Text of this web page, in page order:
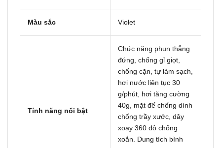
Màu sắc Violet
Tính năng nổi bật
Chức năng phun thẳng
đứng, chống gỉ giọt,
chống cặn, tự làm sạch,
hơi nước liên tục 30
g/phút, hơi tăng cường
40g, mặt đế chống dính
chống trầy xước, dây
xoay 360 độ chống
xoắn. Dung tích bình